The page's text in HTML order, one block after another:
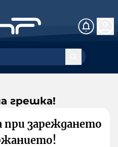
грешка!
при зареждането